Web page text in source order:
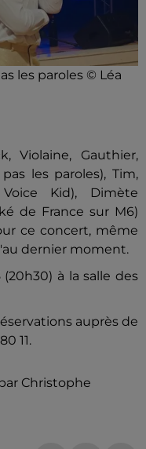
les paroles © Léa
Violaine, Gauthier,
les paroles), Tim,
Kid), Dimète
de France sur M6)
ce concert, même
dernier moment.
à la salle des
auprès de
11.
Christophe